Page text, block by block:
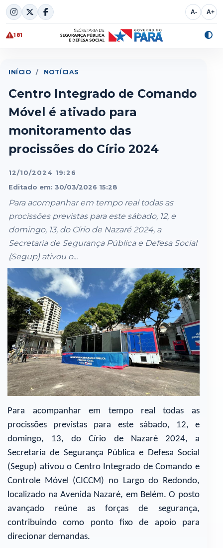
Skip
to
content
A- A+
181
INÍCIO / NOTÍCIAS
Centro Integrado de Comando
Móvel é ativado para
monitoramento das
procissões do Círio 2024
12/10/2024 19:26
Editado em: 30/03/2026 15:28
Para acompanhar em tempo real todas as
procissões previstas para este sábado, 12, e
domingo, 13, do Círio de Nazaré 2024, a
Secretaria de Segurança Pública e Defesa Social
(Segup) ativou o...
Para acompanhar em tempo real todas as
procissões previstas para este sábado, 12, e
domingo, 13, do Círio de Nazaré 2024, a
Secretaria de Segurança Pública e Defesa Social
(Segup) ativou o Centro Integrado de Comando e
Controle Móvel (CICCM) no Largo do Redondo,
localizado na Avenida Nazaré, em Belém. O posto
avançado reúne as forças de segurança,
contribuindo como ponto fixo de apoio para
direcionar demandas.